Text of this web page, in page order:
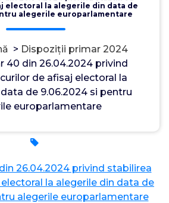
electoral la alegerile din data de
alegerile europarlamentare
> Dispoziții primar 2024
40 din 26.04.2024 privind
de afisaj electoral la
de 9.06.2024 si pentru
europarlamentare
26, apr., 2024
26.04.2024 privind stabilirea
la alegerile din data de
alegerile europarlamentare